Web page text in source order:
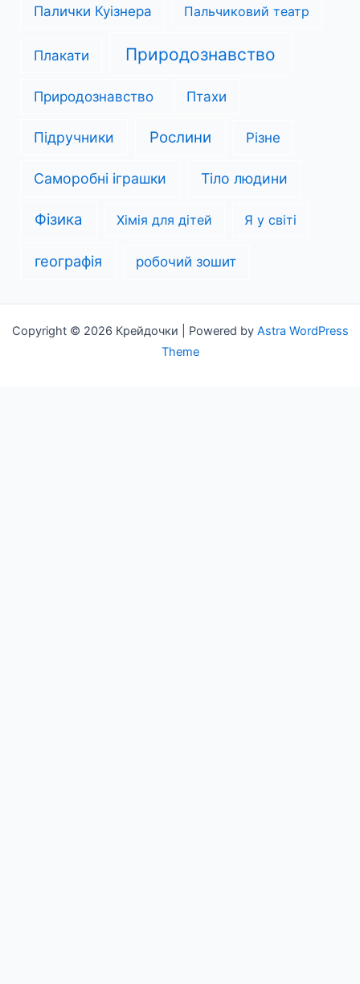
Палички Куізнера Пальчиковий театр
Плакати Природознавство
Природознавство Птахи
Підручники Рослини Різне
Саморобні іграшки Тіло людини
Фізика Хімія для дітей Я у світі
географія робочий зошит
Copyright © 2026 Крейдочки | Powered by Astra WordPress
Theme